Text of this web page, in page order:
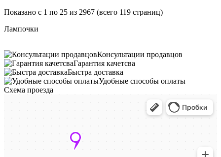
Показано с 1 по 25 из 2967 (всего 119 страниц)
Лампочки
Консультации продавцов
Гарантия качетсва
Быстра доставка
Удобные способы оплаты
Схема проезда